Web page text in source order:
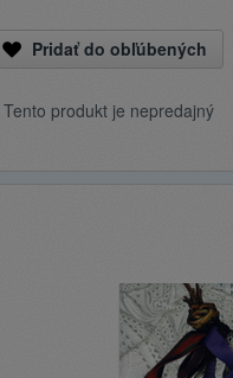
Pridať do obľúbených
Tento produkt je nepredajný